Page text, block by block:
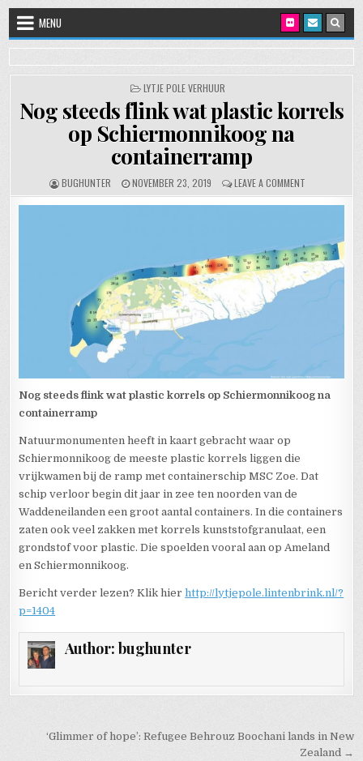
Skip to content
MENU
POSTED IN
LYTJE POLE VERHUUR
Nog steeds flink wat plastic korrels
op Schiermonnikoog na
containerramp
AUTHOR:
BUGHUNTER PUBLISHED DATE:
NOVEMBER 23, 2019 LEAVE A COMMENT
Nog steeds flink wat plastic korrels op Schiermonnikoog na
containerramp
Natuurmonumenten heeft in kaart gebracht waar op
Schiermonnikoog de meeste plastic korrels liggen die
vrijkwamen bij de ramp met containerschip MSC Zoe. Dat
schip verloor begin dit jaar in zee ten noorden van de
Waddeneilanden een groot aantal containers. In die containers
zaten ook veel zakken met korrels kunststofgranulaat, een
grondstof voor plastic. Die spoelden vooral aan op Ameland
en Schiermonnikoog.
Bericht verder lezen? Klik hierhttp://lytjepole.lintenbrink.nl/?
p=1404
Author: bughunter
Bericht navigatie
‘Glimmer of hope’: Refugee Behrouz Boochani lands in New
Zealand →